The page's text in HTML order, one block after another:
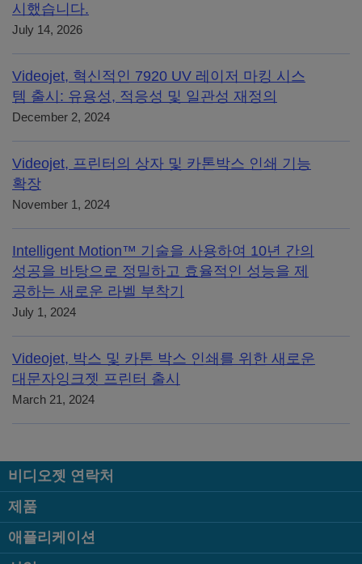
시했습니다.
July 14, 2026
Videojet, 혁신적인 7920 UV 레이저 마킹 시스
템 출시: 유용성, 적응성 및 일관성 재정의
December 2, 2024
Videojet, 프린터의 상자 및 카톤박스 인쇄 기능
확장
November 1, 2024
Intelligent Motion™ 기술을 사용하여 10년 간의
성공을 바탕으로 정밀하고 효율적인 성능을 제
공하는 새로운 라벨 부착기
July 1, 2024
Videojet, 박스 및 카톤 박스 인쇄를 위한 새로운
대문자잉크젯 프린터 출시
March 21, 2024
비디오젯 연락처
제품
애플리케이션